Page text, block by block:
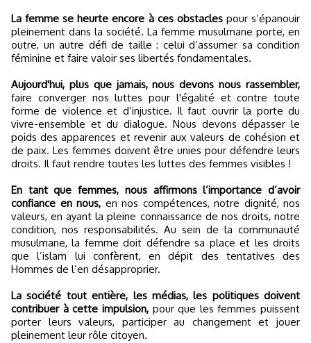
La femme se heurte encore à ces obstaclespour s’épanouir
pleinement dans la société. La femme musulmane porte, en
outre, un autre défi de taille : celui d’assumer sa condition
féminine et faire valoir ses libertés fondamentales.
Aujourd'hui, plus que jamais, nous devons nous rassembler,
faire converger nos luttes pour l'égalité et contre toute
forme de violence et d’injustice. Il faut ouvrir la porte du
vivre-ensemble et du dialogue. Nous devons dépasser le
poids des apparences et revenir aux valeurs de cohésion et
de paix. Les femmes doivent être unies pour défendre leurs
droits. Il faut rendre toutes les luttes des femmes visibles !
En tant que femmes, nous affirmons l’importance d’avoir
confiance en nous, en nos compétences, notre dignité, nos
valeurs, en ayant la pleine connaissance de nos droits, notre
condition, nos responsabilités. Au sein de la communauté
musulmane, la femme doit défendre sa place et les droits
que l’islam lui confèrent, en dépit des tentatives des
Hommes de l’en désapproprier.
La société tout entière, les médias, les politiques doivent
contribuer à cette impulsion,pour que les femmes puissent
porter leurs valeurs, participer au changement et jouer
pleinement leur rôle citoyen.